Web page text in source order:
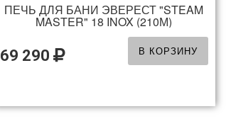
ПЕЧЬ ДЛЯ БАНИ ЭВЕРЕСТ "STEAM
MASTER" 18 INOX (210М)
69 290 В КОРЗИНУ